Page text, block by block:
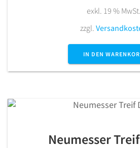
exkl. 19 % MwSt.
zzgl.
IN DEN
Neumesser